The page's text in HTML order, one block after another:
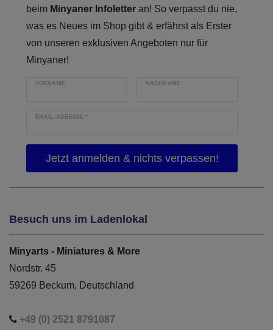
beim Minyaner Infoletter an! So verpasst du nie,
was es Neues im Shop gibt & erfährst als Erster
von unseren exklusiven Angeboten nur für
Minyaner!
VORNAME NACHNAME
EMAIL-ADRESSE*
Besuch uns im Ladenlokal
Minyarts - Miniatures & More
Nordstr. 45
59269 Beckum, Deutschland
+49 (0) 2521 8791087